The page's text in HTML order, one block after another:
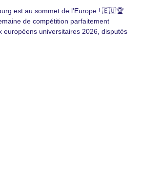
est au sommet de l’Europe ! 🇪🇺🏆
de compétition parfaitement
européens universitaires 2026, disputés